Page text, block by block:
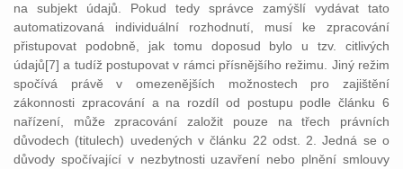
na subjekt údajů. Pokud tedy správce zamýšlí vydávat tato
automatizovaná individuální rozhodnutí, musí ke zpracování
přistupovat podobně, jak tomu doposud bylo u tzv. citlivých
údajů[7] a tudíž postupovat v rámci přísnějšího režimu. Jiný režim
spočívá právě v omezenějších možnostech pro zajištění
zákonnosti zpracování a na rozdíl od postupu podle článku 6
nařízení, může zpracování založit pouze na třech právních
důvodech (titulech) uvedených v článku 22 odst. 2. Jedná se o
důvody spočívající v nezbytnosti uzavření nebo plnění smlouvy